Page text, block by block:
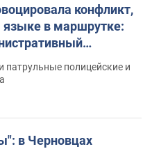
конфликт,
языке в маршрутке:
полицейские и
в Черновцах